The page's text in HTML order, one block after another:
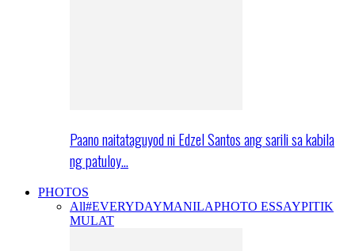
Paano naitataguyod ni Edzel Santos ang sarili sa kabila
ng patuloy…
PHOTOS
All#EVERYDAYMANILAPHOTO ESSAYPITIK
MULAT